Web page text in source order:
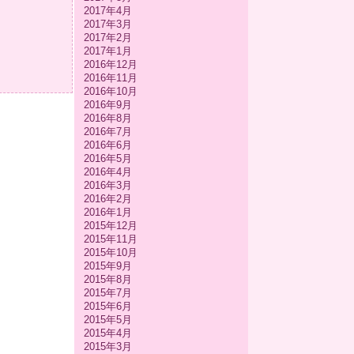
2017年4月
2017年3月
2017年2月
2017年1月
2016年12月
2016年11月
2016年10月
2016年9月
2016年8月
2016年7月
2016年6月
2016年5月
2016年4月
2016年3月
2016年2月
2016年1月
2015年12月
2015年11月
2015年10月
2015年9月
2015年8月
2015年7月
2015年6月
2015年5月
2015年4月
2015年3月